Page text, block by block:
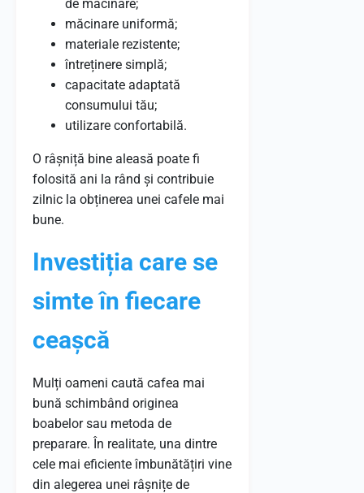
de măcinare;
măcinare uniformă;
materiale rezistente;
întreținere simplă;
capacitate adaptată
consumului tău;
utilizare confortabilă.
O râșniță bine aleasă poate fi
folosită ani la rând și contribuie
zilnic la obținerea unei cafele mai
bune.
Investiția care se
simte în fiecare
ceașcă
Mulți oameni caută cafea mai
bună schimbând originea
boabelor sau metoda de
preparare. În realitate, una dintre
cele mai eficiente îmbunătățiri vine
din alegerea unei râșnițe de